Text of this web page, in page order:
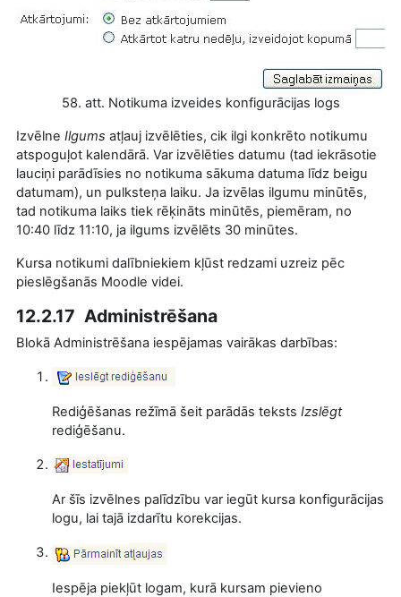
58. att. Notikuma izveides konfigurācijas logs
Izvēlne Ilgums atļauj izvēlēties, cik ilgi konkrēto notikumu
atspoguļot kalendārā. Var izvēlēties datumu (tad iekrāsotie
lauciņi parādīsies no notikuma sākuma datuma līdz beigu
datumam), un pulksteņa laiku. Ja izvēlas ilgumu minūtēs,
tad notikuma laiks tiek rēķināts minūtēs, piemēram, no
10:40 līdz 11:10, ja ilgums izvēlēts 30 minūtes.
Kursa notikumi dalībniekiem kļūst redzami uzreiz pēc
pieslēgšanās Moodle videi.
12.2.17 Administrēšana
Blokā Administrēšana iespējamas vairākas darbības:
Rediģēšanas režīmā šeit parādās teksts Izslēgt
rediģēšanu.
Ar šīs izvēlnes palīdzību var iegūt kursa konfigurācijas
logu, lai tajā izdarītu korekcijas.
Iespēja piekļūt logam, kurā kursam pievieno